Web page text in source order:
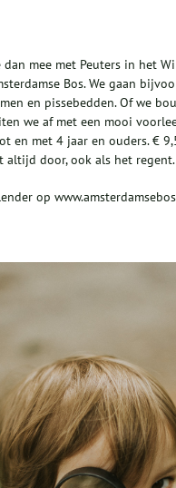
mee met Peuters in het
Bos. We gaan
en pissebedden. Of we
we af met een mooi
en met 4 jaar en ouders. €
altijd door, ook als het
op